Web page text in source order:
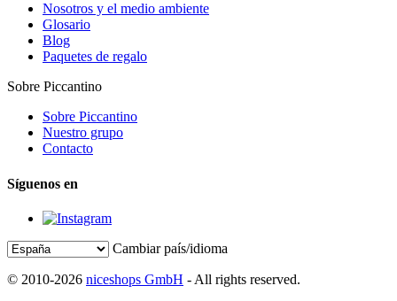
Nosotros y el medio ambiente
Glosario
Blog
Paquetes de regalo
Sobre Piccantino
Sobre Piccantino
Nuestro grupo
Contacto
Síguenos en
Cambiar país/idioma
© 2010-2026 niceshops GmbH - All rights reserved.